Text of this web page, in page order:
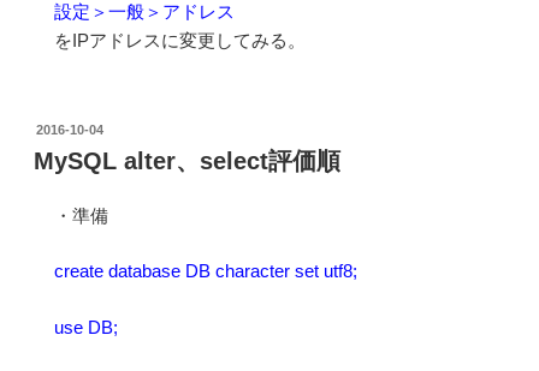
設定＞一般＞アドレス
をIPアドレスに変更してみる。
投
稿
日:
2016-10-04
MySQL alter、select評価順
・準備
create database DB character set utf8;
use DB;